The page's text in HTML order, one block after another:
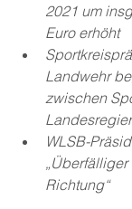
2021 um
Euro erhöht
Landwehr
zwischen
WLSB-
Richtung“